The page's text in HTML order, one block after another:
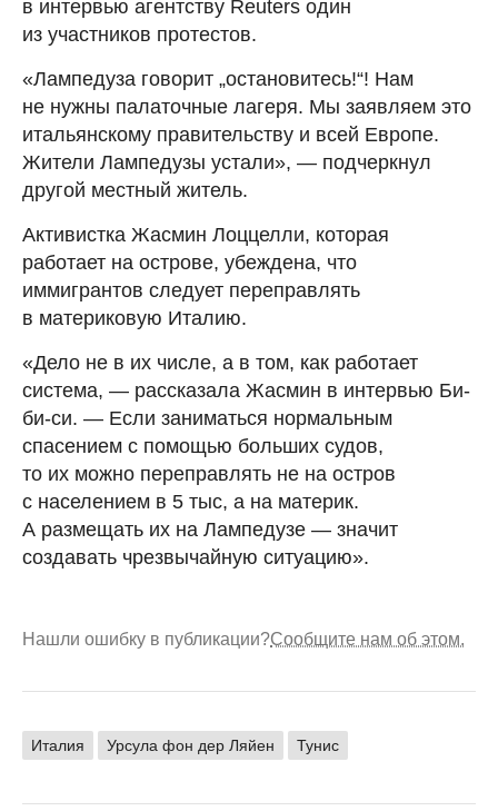
в интервью агентству Reuters один
из участников протестов.
«Лампедуза говорит „остановитесь!“! Нам
не нужны палаточные лагеря. Мы заявляем это
итальянскому правительству и всей Европе.
Жители Лампедузы устали», — подчеркнул
другой местный житель.
Активистка Жасмин Лоццелли, которая
работает на острове, убеждена, что
иммигрантов следует переправлять
в материковую Италию.
«Дело не в их числе, а в том, как работает
система, — рассказала Жасмин в интервью Би-
би-си. — Если заниматься нормальным
спасением с помощью больших судов,
то их можно переправлять не на остров
с населением в 5 тыс, а на материк.
А размещать их на Лампедузе — значит
создавать чрезвычайную ситуацию».
Нашли ошибку в публикации?Сообщите нам об этом.
Италия Урсула фон дер Ляйен Тунис